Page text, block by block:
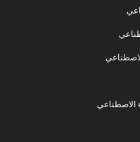
الاصطناعي